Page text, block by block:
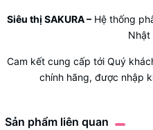
Siêu thị SAKURA –Hệ thống
Nhật
Cam kết cung cấp tới Quý
chính hãng, được nhập
Sản phẩm liên quan